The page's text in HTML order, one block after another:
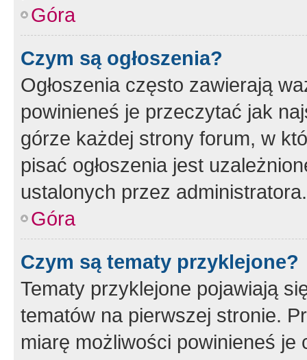
Góra
Czym są ogłoszenia?
Ogłoszenia często zawierają
powinieneś je przeczytać jak
górze każdej strony forum, w
pisać ogłoszenia jest
ustalonych przez administratora.
Góra
Czym są tematy przyklejone?
Tematy przyklejone pojawiają
tematów na pierwszej stronie.
miarę możliwości powinieneś je